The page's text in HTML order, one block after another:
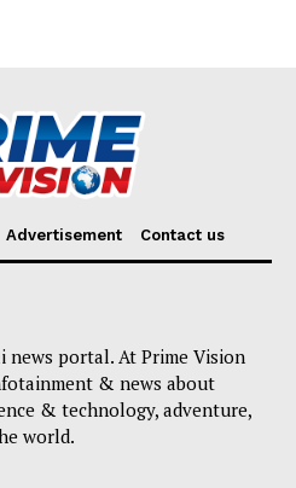
Advertisement Contact us
news portal. At Prime Vision
& news about
& technology, adventure,
world.